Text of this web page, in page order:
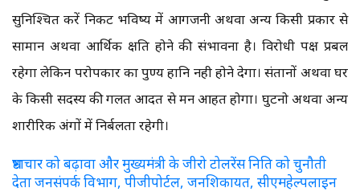
सुनिश्चित करें निकट भविष्य में आगजनी अथवा अन्य किसी प्रकार से
सामान अथवा आर्थिक क्षति होने की संभावना है। विरोधी पक्ष प्रबल
रहेगा लेकिन परोपकार का पुण्य हानि नही होने देगा। संतानों अथवा घर
के किसी सदस्य की गलत आदत से मन आहत होगा। घुटनो अथवा अन्य
शारीरिक अंगों में निर्बलता रहेगी।
भ्रष्टाचार को बढ़ावा और मुख्यमंत्री के जीरो टोलरेंस निति को चुनौती
देता जनसंपर्क विभाग, पीजीपोर्टल, जनशिकायत, सीएमहेल्पलाइन